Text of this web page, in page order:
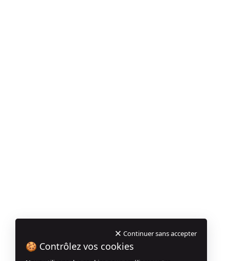
Continuer sans accepter
🍪 Contrôlez vos cookies